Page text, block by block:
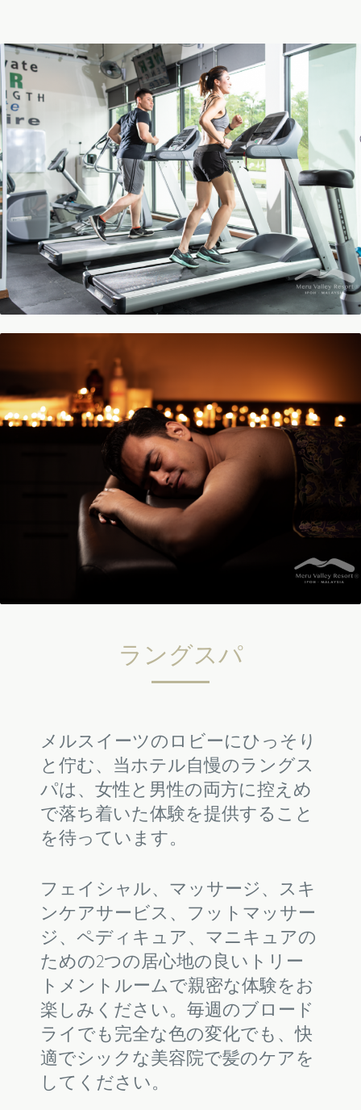
ラングスパ
メルスイーツのロビーにひっそり
と佇む、当ホテル自慢のラングス
パは、女性と男性の両方に控えめ
で落ち着いた体験を提供すること
を待っています。
フェイシャル、マッサージ、スキ
ンケアサービス、フットマッサー
ジ、ペディキュア、マニキュアの
ための2つの居心地の良いトリー
トメントルームで親密な体験をお
楽しみください。毎週のブロード
ライでも完全な色の変化でも、快
適でシックな美容院で髪のケアを
してください。